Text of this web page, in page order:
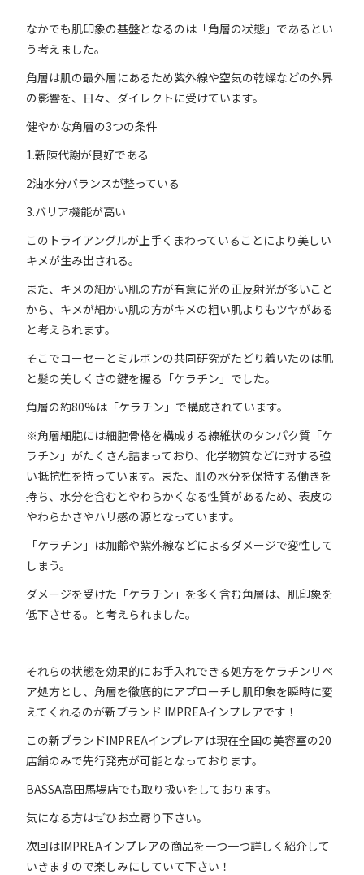
なかでも肌印象の基盤となるのは「角層の状態」であるとい
う考えました。
角層は肌の最外層にあるため紫外線や空気の乾燥などの外界
の影響を、日々、ダイレクトに受けています。
健やかな角層の3つの条件
1.新陳代謝が良好である
2油水分バランスが整っている
3.バリア機能が高い
このトライアングルが上手くまわっていることにより美しい
キメが生み出される。
また、キメの細かい肌の方が有意に光の正反射光が多いこと
から、キメが細かい肌の方がキメの粗い肌よりもツヤがある
と考えられます。
そこでコーセーとミルボンの共同研究がたどり着いたのは肌
と髪の美しくさの鍵を握る「ケラチン」でした。
角層の約80%は「ケラチン」で構成されています。
※角層細胞には細胞骨格を構成する線維状のタンパク質「ケ
ラチン」がたくさん詰まっており、化学物質などに対する強
い抵抗性を持っています。また、肌の水分を保持する働きを
持ち、水分を含むとやわらかくなる性質があるため、表皮の
やわらかさやハリ感の源となっています。
「ケラチン」は加齢や紫外線などによるダメージで変性して
しまう。
ダメージを受けた「ケラチン」を多く含む角層は、肌印象を
低下させる。と考えられました。
それらの状態を効果的にお手入れできる処方をケラチンリペ
ア処方とし、角層を徹底的にアプローチし肌印象を瞬時に変
えてくれるのが新ブランド IMPREAインプレアです！
この新ブランドIMPREAインプレアは現在全国の美容室の20
店舗のみで先行発売が可能となっております。
BASSA高田馬場店でも取り扱いをしております。
気になる方はぜひお立寄り下さい。
次回はIMPREAインプレアの商品を一つ一つ詳しく紹介して
いきますので楽しみにしていて下さい！